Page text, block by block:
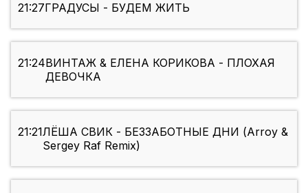
21:27ГРАДУСЫ - БУДЕМ ЖИТЬ
21:24ВИНТАЖ & ЕЛЕНА КОРИКОВА - ПЛОХАЯ
ДЕВОЧКА
21:21ЛЁША СВИК - БЕЗЗАБОТНЫЕ ДНИ (Arroy &
Sergey Raf Remix)